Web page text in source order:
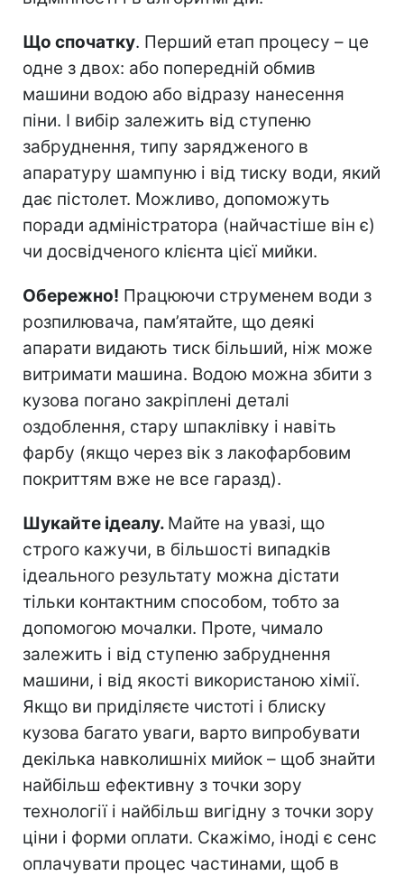
Що спочатку. Перший етап процесу – це
одне з двох: або попередній обмив
машини водою або відразу нанесення
піни. І вибір залежить від ступеню
забруднення, типу зарядженого в
апаратуру шампуню і від тиску води, який
дає пістолет. Можливо, допоможуть
поради адміністратора (найчастіше він є)
чи досвідченого клієнта цієї мийки.
Обережно! Працюючи струменем води з
розпилювача, пам’ятайте, що деякі
апарати видають тиск більший, ніж може
витримати машина. Водою можна збити з
кузова погано закріплені деталі
оздоблення, стару шпаклівку і навіть
фарбу (якщо через вік з лакофарбовим
покриттям вже не все гаразд).
Шукайте ідеалу. Майте на увазі, що
строго кажучи, в більшості випадків
ідеального результату можна дістати
тільки контактним способом, тобто за
допомогою мочалки. Проте, чимало
залежить і від ступеню забруднення
машини, і від якості використаною хімії.
Якщо ви приділяєте чистоті і блиску
кузова багато уваги, варто випробувати
декілька навколишніх мийок – щоб знайти
найбільш ефективну з точки зору
технології і найбільш вигідну з точки зору
ціни і форми оплати. Скажімо, іноді є сенс
оплачувати процес частинами, щоб в